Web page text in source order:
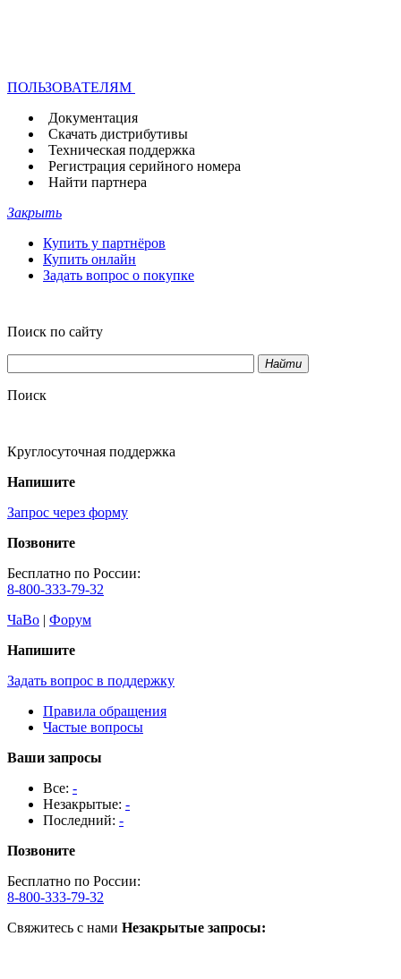
ПОЛЬЗОВАТЕЛЯМ
Документация
Скачать дистрибутивы
Техническая поддержка
Регистрация серийного номера
Найти партнера
Закрыть
Купить у партнёров
Купить онлайн
Задать вопрос о покупке
Поиск по сайту
Найти
Поиск
Круглосуточная поддержка
Напишите
Запрос через форму
Позвоните
Бесплатно по России:
8-800-333-79-32
ЧаВо | Форум
Напишите
Задать вопрос в поддержку
Правила обращения
Частые вопросы
Ваши запросы
Все: -
Незакрытые: -
Последний: -
Позвоните
Бесплатно по России:
8-800-333-79-32
Свяжитесь с нами Незакрытые запросы: